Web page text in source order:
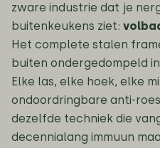
zware industrie dat je
buitenkeukens ziet:
Het complete stalen
buiten ondergedompeld
Elke las, elke hoek, elke
ondoordringbare anti-
dezelfde techniek die
decennialang immuun